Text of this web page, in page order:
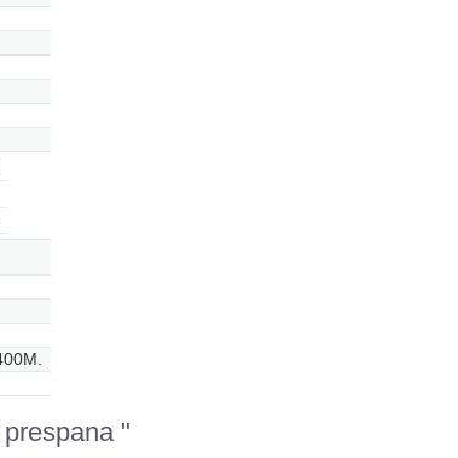
prespana "